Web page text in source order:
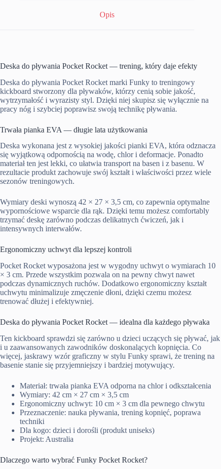
Opis
Deska do pływania Pocket Rocket — trening, który daje efekty
Deska do pływania Pocket Rocket marki Funky to treningowy
kickboard stworzony dla pływaków, którzy cenią sobie jakość,
wytrzymałość i wyrazisty styl. Dzięki niej skupisz się wyłącznie na
pracy nóg i szybciej poprawisz swoją technikę pływania.
Trwała pianka EVA — długie lata użytkowania
Deska wykonana jest z wysokiej jakości pianki EVA, która odznacza
się wyjątkową odpornością na wodę, chlor i deformacje. Ponadto
materiał ten jest lekki, co ułatwia transport na basen i z basenu. W
rezultacie produkt zachowuje swój kształt i właściwości przez wiele
sezonów treningowych.
Wymiary deski wynoszą 42 × 27 × 3,5 cm, co zapewnia optymalne
wypornościowe wsparcie dla rąk. Dzięki temu możesz comfortably
trzymać deskę zarówno podczas delikatnych ćwiczeń, jak i
intensywnych interwałów.
Ergonomiczny uchwyt dla lepszej kontroli
Pocket Rocket wyposażona jest w wygodny uchwyt o wymiarach 10
× 3 cm. Przede wszystkim pozwala on na pewny chwyt nawet
podczas dynamicznych ruchów. Dodatkowo ergonomiczny kształt
uchwytu minimalizuje zmęczenie dłoni, dzięki czemu możesz
trenować dłużej i efektywniej.
Deska do pływania Pocket Rocket — idealna dla każdego pływaka
Ten kickboard sprawdzi się zarówno u dzieci uczących się pływać, jak
i u zaawansowanych zawodników doskonalących kopnięcia. Co
więcej, jaskrawy wzór graficzny w stylu Funky sprawi, że trening na
basenie stanie się przyjemniejszy i bardziej motywujący.
Materiał: trwała pianka EVA odporna na chlor i odkształcenia
Wymiary: 42 cm × 27 cm × 3,5 cm
Ergonomiczny uchwyt: 10 cm × 3 cm dla pewnego chwytu
Przeznaczenie: nauka pływania, trening kopnięć, poprawa
techniki
Dla kogo: dzieci i dorośli (produkt uniseks)
Projekt: Australia
Dlaczego warto wybrać Funky Pocket Rocket?